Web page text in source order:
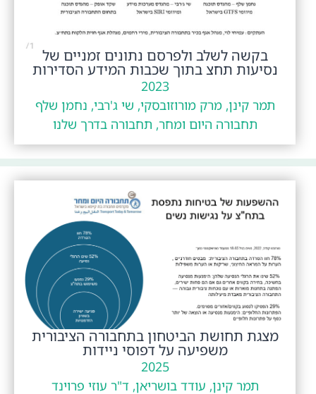
בקשה לשלב ולפרסם נתונים זמניים של
נסיעות תחצ בתוך שכבות המידע הסדירות
2023
תמר קינן, מרק מורוזובסקי, שי ג'רבי, נחמן שלף
תחבורה היום ומחר, תחבורה בדרך שלנו
מצגת תחושת הביטחון בתחבורה הציבורית
משפיעה על דפוסי ניידות
2025
תמר קינן, עודד בושריאן, ד"ר עוזי פרוינד